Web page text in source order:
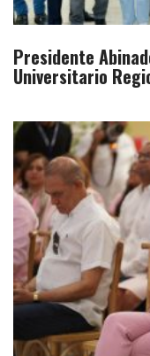
Presidente
Universitario